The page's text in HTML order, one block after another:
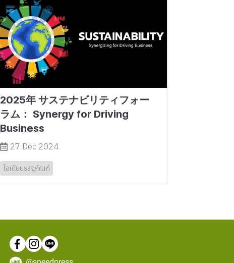
2025年 サステナビリティフォー
ラム： Synergy for Driving
Business
27 Dec 2024
ไอเดียบรรจุภัณฑ์